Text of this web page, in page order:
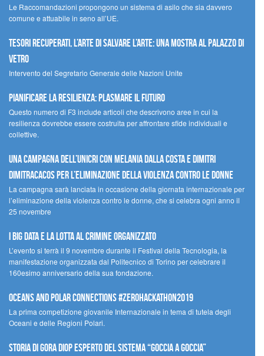
Le Raccomandazioni propongono un sistema di asilo che sia davvero
comune e attuabile in seno all’UE.
Tesori recuperati, l’arte di salvare l’arte: una mostra al Palazzo di
Vetro
Intervento del Segretario Generale delle Nazioni Unite
Pianificare la resilienza: plasmare il futuro
Questo numero di F3 include articoli che descrivono aree in cui la
resilienza dovrebbe essere costruita per affrontare sfide individuali e
collettive.
Una campagna dell’UNICRI con Melania Dalla Costa e Dimitri
Dimitracacos per l’eliminazione della violenza contro le donne
La campagna sarà lanciata in occasione della giornata internazionale per
l’eliminazione della violenza contro le donne, che si celebra ogni anno il
25 novembre
I Big Data e la lotta al crimine organizzato
L’evento si terrà il 9 novembre durante il Festival della Tecnologia, la
manifestazione organizzata dal Politecnico di Torino per celebrare il
160esimo anniversario della sua fondazione.
Oceans and Polar Connections #ZEROHackathon2019
La prima competizione giovanile Internazionale in tema di tutela degli
Oceani e delle Regioni Polari.
STORIA DI GORA DIOP ESPERTO DEL SISTEMA “GOCCIA A GOCCIA”